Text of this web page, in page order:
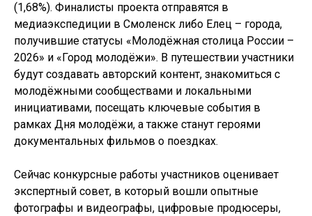
(1,68%). Финалисты проекта отправятся в
медиаэкспедиции в Смоленск либо Елец – города,
получившие статусы «Молодёжная столица России –
2026» и «Город молодёжи». В путешествии участники
будут создавать авторский контент, знакомиться с
молодёжными сообществами и локальными
инициативами, посещать ключевые события в
рамках Дня молодёжи, а также станут героями
документальных фильмов о поездках.
Сейчас конкурсные работы участников оценивает
экспертный совет, в который вошли опытные
фотографы и видеографы, цифровые продюсеры,